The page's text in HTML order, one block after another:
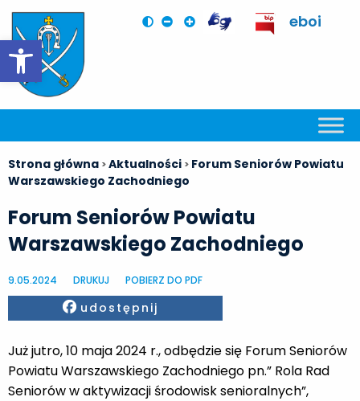
Otwórz pasek narzędzi
eboi
Strona główna >Aktualności > Forum Seniorów Powiatu
Warszawskiego Zachodniego
Forum Seniorów Powiatu
Warszawskiego Zachodniego
9.05.2024 DRUKUJ POBIERZ DO PDF
Facebook
udostępnij
Już jutro, 10 maja 2024 r., odbędzie się Forum Seniorów
Powiatu Warszawskiego Zachodniego pn.” Rola Rad
Seniorów w aktywizacji środowisk senioralnych”,